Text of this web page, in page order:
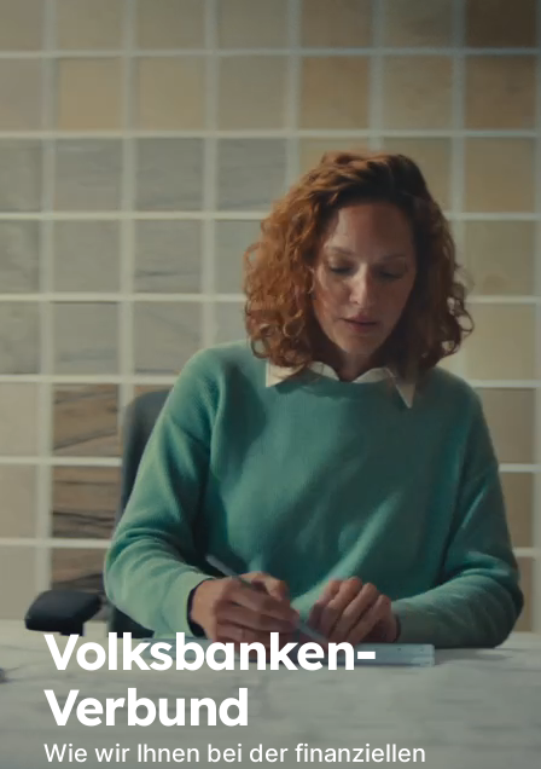
Volksbanken-
Verbund
Wie wir Ihnen bei der finanziellen